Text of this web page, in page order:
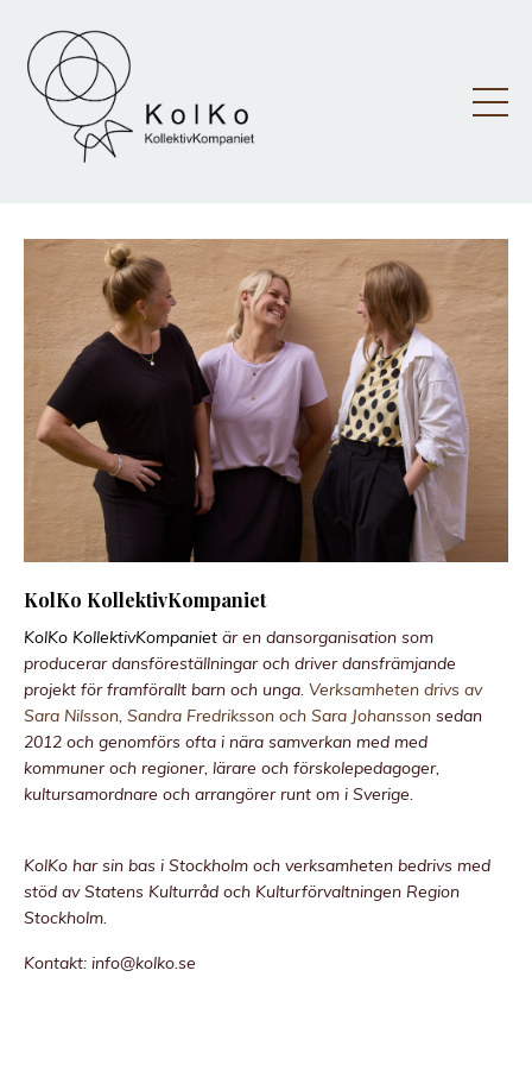
KolKo KollektivKompaniet
KolKo KollektivKompaniet är en dansorganisation som
producerar dansföreställningar och driver dansfrämjande
projekt för framförallt barn och unga. Verksamheten drivs av
Sara Nilsson, Sandra Fredriksson och Sara Johansson sedan
2012 och genomförs ofta i nära samverkan med med
kommuner och regioner, lärare och förskolepedagoger,
kultursamordnare och arrangörer runt om i Sverige.
KolKo har sin bas i Stockholm och verksamheten bedrivs med
stöd av Statens Kulturråd och Kulturförvaltningen Region
Stockholm.
Kontakt: info@kolko.se